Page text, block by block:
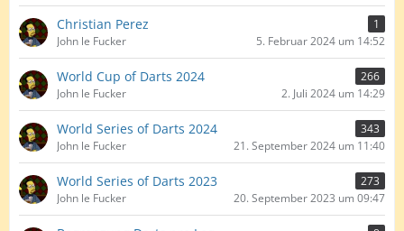
Christian Perez
1
John le Fucker
5. Februar 2024 um 14:52
World Cup of Darts 2024
266
John le Fucker
2. Juli 2024 um 14:29
World Series of Darts 2024
343
John le Fucker
21. September 2024 um 11:40
World Series of Darts 2023
273
John le Fucker
20. September 2023 um 09:47